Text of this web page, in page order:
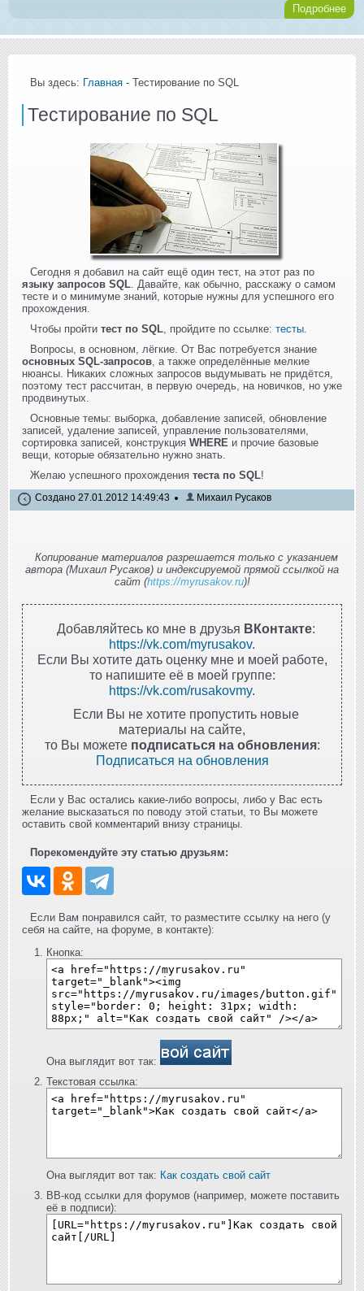
Подробнее
Вы здесь: Главная - Тестирование по SQL
Тестирование по SQL
Сегодня я добавил на сайт ещё один тест, на этот раз по
языку запросов SQL . Давайте, как обычно, расскажу о самом
тесте и о минимуме знаний, которые нужны для успешного его
прохождения.
Чтобы пройти тест по SQL , пройдите по ссылке: тесты
Вопросы, в основном, лёгкие. От Вас потребуется знание
основных SQL-запросов , а также определённые мелкие
нюансы. Никаких сложных запросов выдумывать не придётся,
поэтому тест рассчитан, в первую очередь, на новичков, но уже
продвинутых.
Основные темы: выборка, добавление записей, обновление
записей, удаление записей, управление пользователями,
сортировка записей, конструкция WHERE и прочие базовые
вещи, которые обязательно нужно знать.
Желаю успешного прохождения теста по SQL!
Создано 27.01.2012 14:49:43 Михаил Русаков
Копирование материалов разрешается только с указанием
автора (Михаил Русаков) и индексируемой прямой ссылкой на
сайт (https://myrusakov.ru)!
Добавляйтесь ко мне в друзья ВКонтакте:
https://vk.com/myrusakov.
Если Вы хотите дать оценку мне и моей работе,
то напишите её в моей группе:
https://vk.com/rusakovmy.
Если Вы не хотите пропустить новые
материалы на сайте,
то Вы можете подписаться на обновления:
Подписаться на обновления
Если у Вас остались какие-либо вопросы, либо у Вас есть
желание высказаться по поводу этой статьи, то Вы можете
оставить свой комментарий внизу страницы.
Порекомендуйте эту статью друзьям:
Если Вам понравился сайт, то разместите ссылку на него (у
себя на сайте, на форуме, в контакте):
Кнопка:
Она выглядит вот так:
Текстовая ссылка:
Она выглядит вот так: Как создать свой сайт
BB-код ссылки для форумов (например, можете поставить
её в подписи):